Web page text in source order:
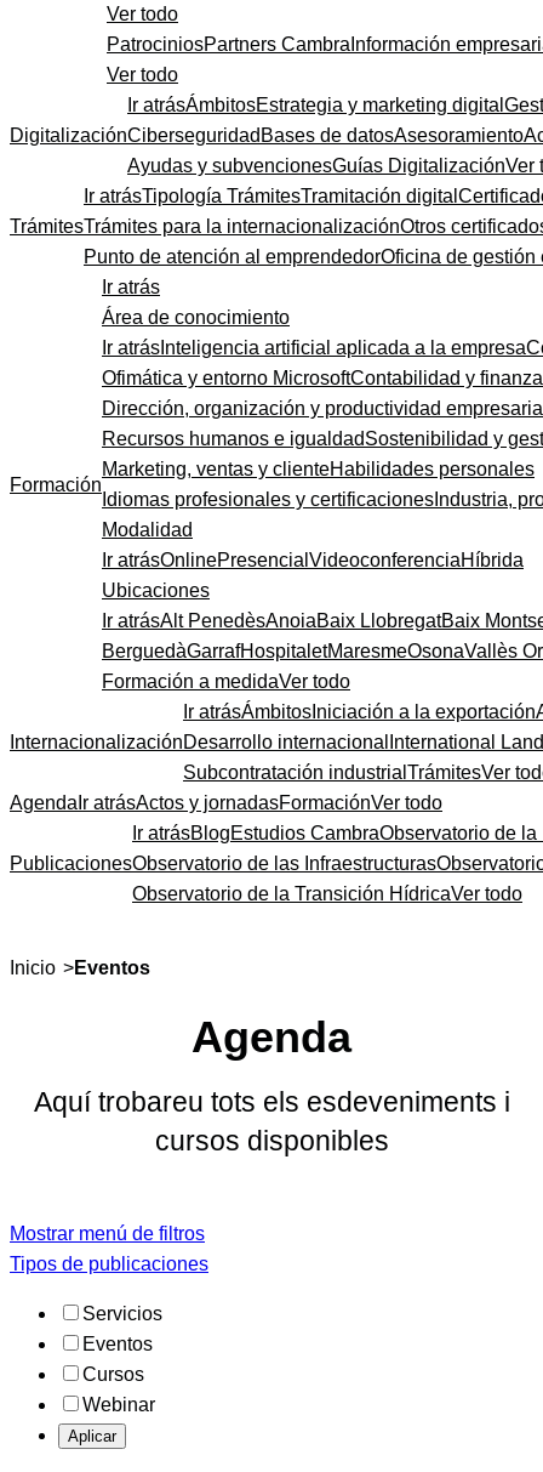
Ver todo
PatrociniosPartners Cambra Información
Ver todo
Digitalización
Ir atrásÁmbitosEstrategia y marketing digital
Ciberseguridad Bases de datosAsesoramiento
Ayudas y subvencionesGuías DigitalizaciónVer
Trámites
Ir atrásTipología TrámitesTramitación digital
Trámites para la internacionalizaciónOtros
Punto de atención al emprendedorOficina de gestión
Formación
Ir atrás
Área de conocimiento
Ir atrás Inteligencia artificial aplicada a la empresa
Ofimática y entorno MicrosoftContabilidad y
Dirección, organización y productividad
Recursos humanos e igualdadSostenibilidad y
Marketing, ventas y clienteHabilidades personales
Idiomas profesionales y certificaciones Industria,
Modalidad
Ir atrásOnlinePresencial VideoconferenciaHíbrida
Ubicaciones
Ir atrásAlt PenedèsAnoiaBaix LlobregatBaix
BerguedàGarrafHospitaletMaresmeOsonaVallès
Formación a medidaVer todo
Internacionalización
Ir atrásÁmbitos Iniciación a la exportación
Desarrollo internacional International
Subcontratación industrial TrámitesVer
Agenda Ir atrásActos y jornadasFormaciónVer todo
Publicaciones
Ir atrásBlogEstudios CambraObservatorio de la
Observatorio de las Infraestructuras
Observatorio de la Transición HídricaVer todo
Inicio >Eventos
Agenda
Aquí trobareu tots els esdeveniments i
cursos disponibles
Mostrar menú de filtros
Tipos de publicaciones
Servicios
Eventos
Cursos
Webinar
Aplicar